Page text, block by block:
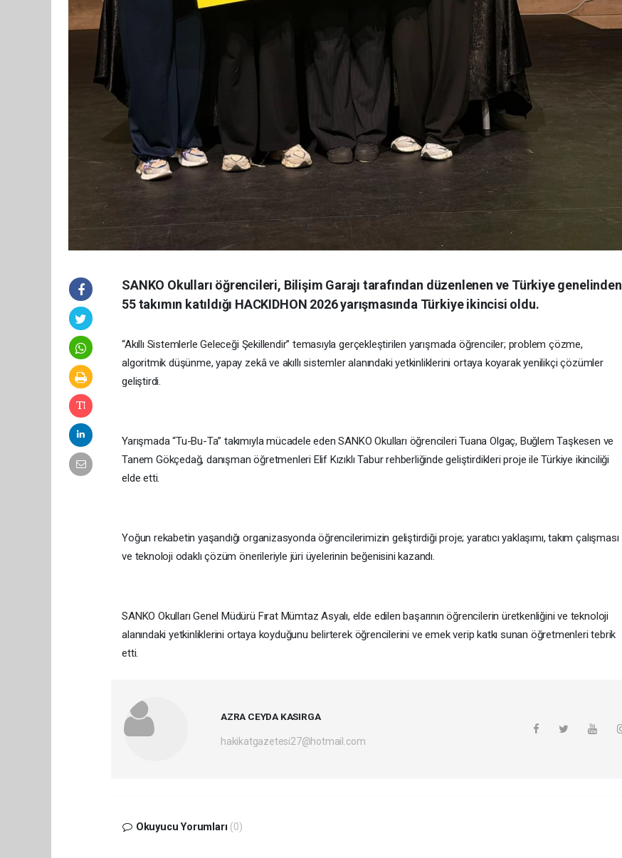
SANKO Okulları öğrencileri, Bilişim Garajı tarafından düzenlenen ve Türkiye genelinden
55 takımın katıldığı HACKIDHON 2026 yarışmasında Türkiye ikincisi oldu.
“Akıllı Sistemlerle Geleceği Şekillendir” temasıyla gerçekleştirilen yarışmada öğrenciler; problem çözme,
algoritmik düşünme, yapay zekâ ve akıllı sistemler alanındaki yetkinliklerini ortaya koyarak yenilikçi çözümler
geliştirdi.
Yarışmada “Tu-Bu-Ta” takımıyla mücadele eden SANKO Okulları öğrencileri Tuana Olgaç, Buğlem Taşkesen ve
Tanem Gökçedağ, danışman öğretmenleri Elif Kızıklı Tabur rehberliğinde geliştirdikleri proje ile Türkiye ikinciliği
elde etti.
Yoğun rekabetin yaşandığı organizasyonda öğrencilerimizin geliştirdiği proje; yaratıcı yaklaşımı, takım çalışması
ve teknoloji odaklı çözüm önerileriyle jüri üyelerinin beğenisini kazandı.
SANKO Okulları Genel Müdürü Fırat Mümtaz Asyalı, elde edilen başarının öğrencilerin üretkenliğini ve teknoloji
alanındaki yetkinliklerini ortaya koyduğunu belirterek öğrencilerini ve emek verip katkı sunan öğretmenleri tebrik
etti.
AZRA CEYDA KASIRGA
hakikatgazetesi27@hotmail.com
Okuyucu Yorumları (0)